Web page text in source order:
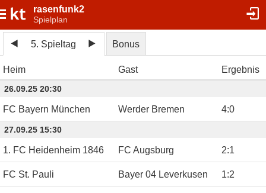
rasenfunk2
Spielplan
5. Spieltag Bonus
Heim Gast Ergebnis
26.09.25 20:30
FC Bayern München Werder Bremen 4:0
27.09.25 15:30
1. FC Heidenheim 1846 FC Augsburg 2:1
FC St. Pauli Bayer 04 Leverkusen 1:2